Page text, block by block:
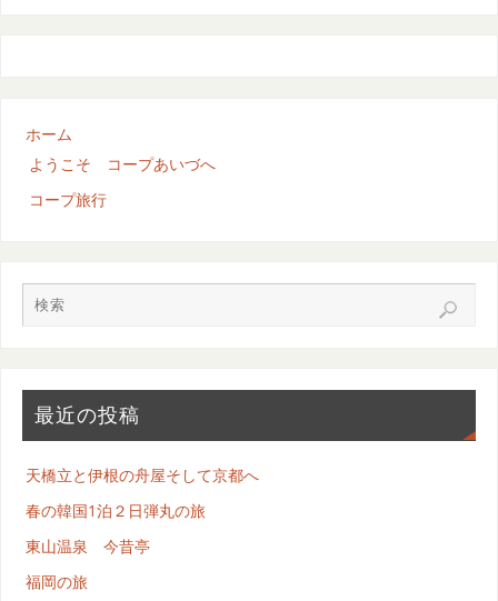
ホーム
ようこそ コープあいづへ
コープ旅行
最近の投稿
天橋立と伊根の舟屋そして京都へ
春の韓国1泊２日弾丸の旅
東山温泉 今昔亭
福岡の旅